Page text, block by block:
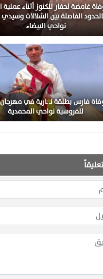
غامضة لحفار للكنوز أثناء عملية
الفاصلة بين الشلالات
نواحي البيضاء
فارس بطلقة نـ ـارية في مهرجان
للفروسية نواحي المحمدية